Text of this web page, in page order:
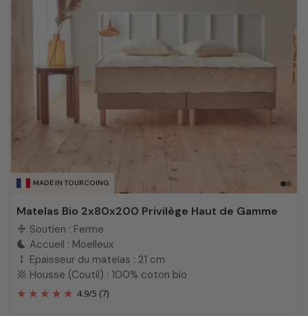
MADE IN TOURCOING
Matelas Bio 2x80x200 Privilège Haut de Gamme
compress Soutien : Ferme
bedtime Accueil : Moelleux
height Epaisseur du matelas : 21 cm
texture Housse (Coutil) : 100% coton bio
4.9/5 (7)